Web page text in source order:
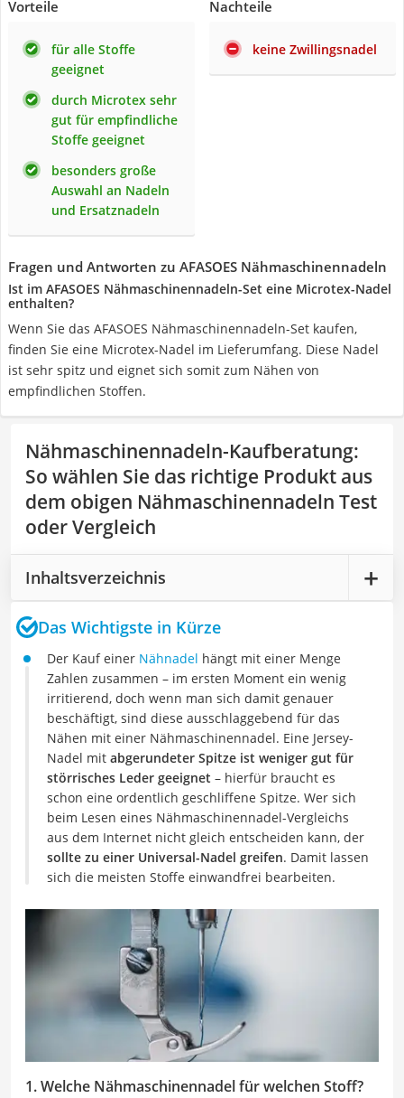
Vorteile
für alle Stoffe
geeignet
durch Microtex sehr
gut für empfindliche
Stoffe geeignet
besonders große
Auswahl an Nadeln
und Ersatznadeln
Nachteile
keine Zwillingsnadel
Fragen und Antworten zu AFASOES Nähmaschinennadeln
Ist im AFASOES Nähmaschinennadeln-Set eine Microtex-Nadel
enthalten?
Wenn Sie das AFASOES Nähmaschinennadeln-Set kaufen,
finden Sie eine Microtex-Nadel im Lieferumfang. Diese Nadel
ist sehr spitz und eignet sich somit zum Nähen von
empfindlichen Stoffen.
Nähmaschinennadeln-Kaufberatung:
So wählen Sie das richtige Produkt aus
dem obigen Nähmaschinennadeln Test
oder Vergleich
Inhaltsverzeichnis
Das Wichtigste in Kürze
Der Kauf einer Nähnadel hängt mit einer Menge
Zahlen zusammen – im ersten Moment ein wenig
irritierend, doch wenn man sich damit genauer
beschäftigt, sind diese ausschlaggebend für das
Nähen mit einer Nähmaschinennadel. Eine Jersey-
Nadel mit abgerundeter Spitze ist weniger gut für
störrisches Leder geeignet – hierfür braucht es
schon eine ordentlich geschliffene Spitze. Wer sich
beim Lesen eines Nähmaschinennadel-Vergleichs
aus dem Internet nicht gleich entscheiden kann, der
sollte zu einer Universal-Nadel greifen. Damit lassen
sich die meisten Stoffe einwandfrei bearbeiten.
1. Welche Nähmaschinennadel für welchen Stoff?